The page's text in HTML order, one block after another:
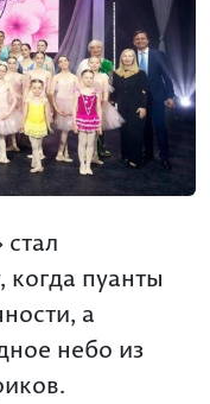
пуанты
а
небо из